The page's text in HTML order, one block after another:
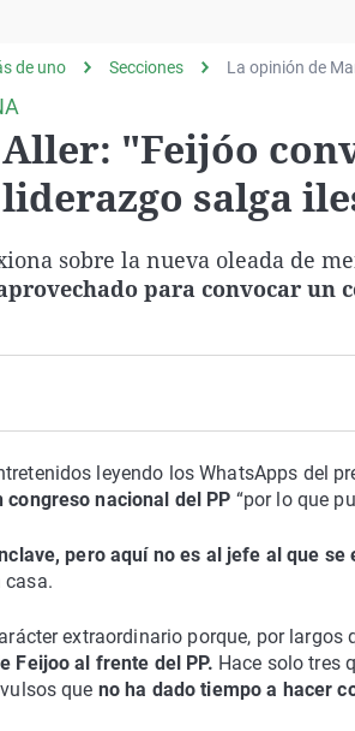
Operación Viuda
Negra
Navarra
de uno Secciones La opinión de
"Feijóo
salga
sobre la nueva oleada de
para convocar un
leyendo los WhatsApps del
congreso nacional del PP “por lo que
pero aquí no es al jefe al que se
casa.
extraordinario porque, por largos
Feijoo al frente del PP. Hace solo tres
que no ha dado tiempo a hacer